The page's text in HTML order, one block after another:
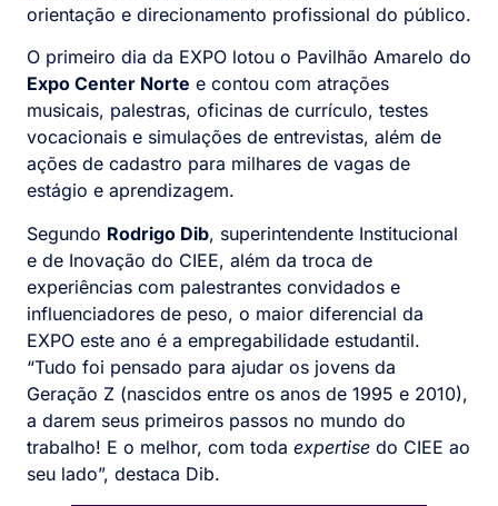
orientação e direcionamento profissional do público.
O primeiro dia da EXPO lotou o Pavilhão Amarelo do
Expo Center Norte e contou com atrações
musicais, palestras, oficinas de currículo, testes
vocacionais e simulações de entrevistas, além de
ações de cadastro para milhares de vagas de
estágio e aprendizagem.
Segundo Rodrigo Dib, superintendente Institucional
e de Inovação do CIEE, além da troca de
experiências com palestrantes convidados e
influenciadores de peso, o maior diferencial da
EXPO este ano é a empregabilidade estudantil.
“Tudo foi pensado para ajudar os jovens da
Geração Z (nascidos entre os anos de 1995 e 2010),
a darem seus primeiros passos no mundo do
trabalho! E o melhor, com toda expertise do CIEE ao
seu lado”, destaca Dib.